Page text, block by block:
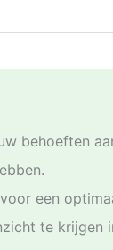
behoeften
een
te krijgen